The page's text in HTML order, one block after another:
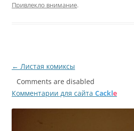
Привлекло внимание.
Навигация
по
записям
← Листая комиксы
Comments are disabled
Комментарии для сайта Cackle